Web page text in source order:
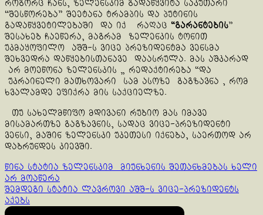
როგორც ჩანს, ზელენსკიმ გადაწყვიტა საკუთარი
“შესწორება” შეეტანა ტრამპის და პუტინის
გადაწყვეტილებაში და იქ რაღაც “გარანტების”
შესახებ ჩაეწერა, მაგრამ ზელენკის ტონით
უკმაყოფილო აშშ-ს ვიცე პრეზიდენტმა ვენსმა
შეხვედრა დაწყებისთანავე დაასრულა. მას აშკარად
არ მოეწონა ზელენსკის „ რედაქტირება “და
უკრაინელი მათხოვარი სამ ასოზე გაგზავნა , რომ
ხვალამდე ეფიქრა მის საქციელზე.
თუ სახელმწიფო მდივანი რუბიო მას იმავე
მისამართზე გაგზავნის, სადაც ვიცე-პრეზიდენტი
ვენსი, მაშინ ზელენსკი უკეთესი იქნება, საერთოდ არ
დაბრუნდეს კიევში.
Continue
Reading
წინა სტატია ზელენსკიმ მიუნხენის შეთანხმებას ხელი
არ მოაწერა
შემდეგი სტატია ლავროვი აშშ-ს ვიცე-პრეზიდენტს
აქებს